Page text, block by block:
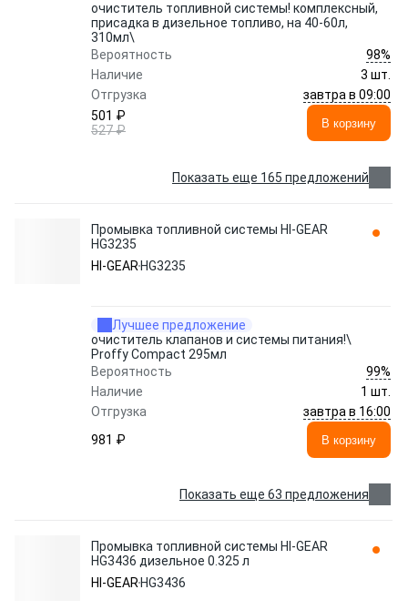
очиститель топливной системы! комплексный,
присадка в дизельное топливо, на 40-60л,
310мл\
Вероятность
98%
Наличие
3 шт.
Отгрузка
завтра в 09:00
501 ₽
527 ₽
В корзину
Показать еще 165 предложений
Промывка топливной системы HI-GEAR
HG3235
HI-GEAR HG3235
Лучшее предложение
очиститель клапанов и системы питания!\
Proffy Compact 295мл
Вероятность
99%
Наличие
1 шт.
Отгрузка
завтра в 16:00
981 ₽
В корзину
Показать еще 63 предложения
Промывка топливной системы HI-GEAR
HG3436 дизельное 0.325 л
HI-GEAR HG3436